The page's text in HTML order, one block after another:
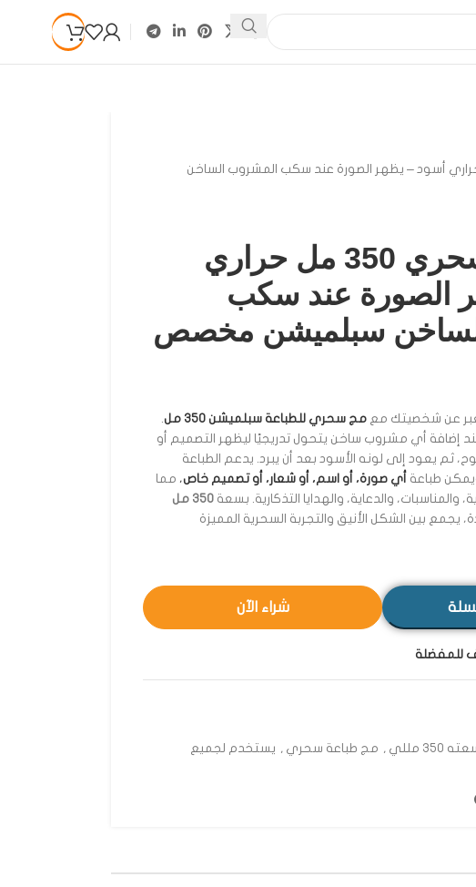
سحري 350 مل حراري أسود – يظهر الصورة عند سكب المشروب الساخن
مج طباعة سحري 350 مل حراري
الصورة عند سكب
سبلميشن مخصص
عن شخصيتك مع مج سحري للطباعة سبلميشن 350 مل
.
إضافة أي مشروب ساخن يتحول تدريجيًا ليظهر التصميم أو
ثم يعود إلى لونه الأسود بعد أن يبرد. يدعم الطباعة
طباعة أي صورة، أو اسم، أو شعار، أو تصميم خاص،مما
والمناسبات، والدعاية، والهدايا التذكارية. بسعة 350 مل
يجمع بين الشكل الأنيق والتجربة السحرية المميزة
شراء الآن
للمفضلة
350 مللي , مج طباعة سحري , يستخدم لجميع